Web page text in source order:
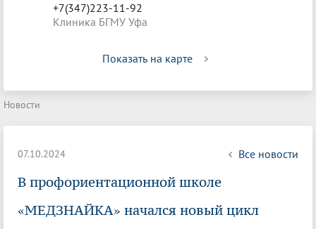
+7(347)223-11-92
Клиника БГМУ Уфа
Показать на карте
Новости
07.10.2024 Все новости
В профориентационной школе
«МЕДЗНАЙКА» начался новый цикл